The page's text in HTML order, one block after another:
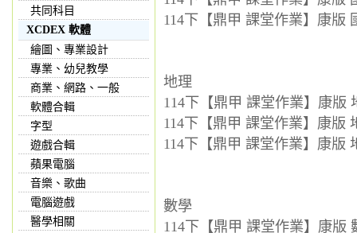
共同科目
XCDEX 軟體
繪圖、專業設計
專業、幼兒教學
商業、網路、一般
軟體合輯
字型
遊戲合輯
蘋果電腦
音樂、歌曲
電腦遊戲
醫學相關
114下【鼎甲 課堂作業】康版
地理
114下【鼎甲 課堂作業】康版
114下【鼎甲 課堂作業】康版
114下【鼎甲 課堂作業】康版
數學
114下【鼎甲 課堂作業】康版